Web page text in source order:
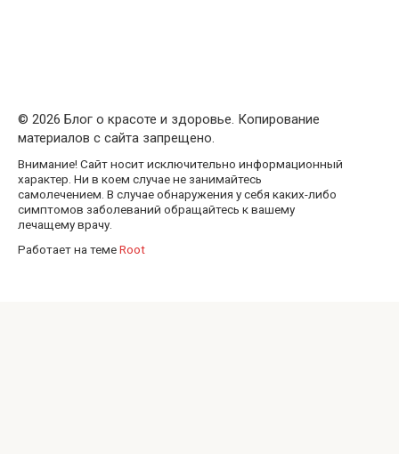
© 2026 Блог о красоте и здоровье. Копирование
материалов с сайта запрещено.
Внимание! Сайт носит исключительно информационный
характер. Ни в коем случае не занимайтесь
самолечением. В случае обнаружения у себя каких-либо
симптомов заболеваний обращайтесь к вашему
лечащему врачу.
Работает на темеRoot